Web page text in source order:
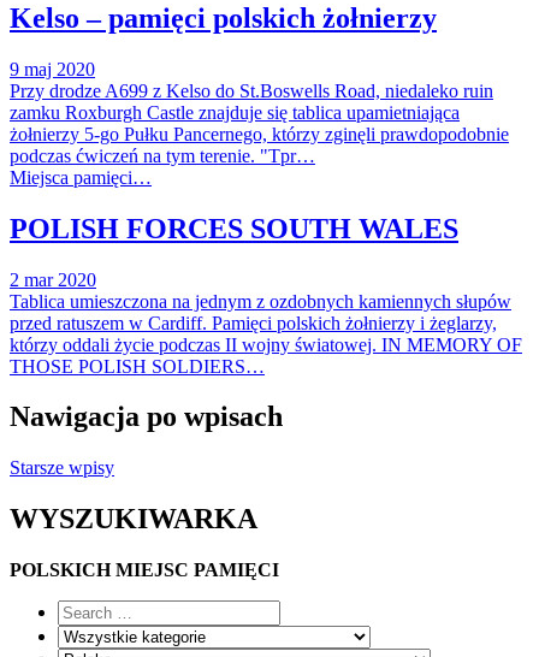
Kelso – pamięci polskich żołnierzy
9 maj 2020
Przy drodze A699 z Kelso do St.Boswells Road, niedaleko ruin
zamku Roxburgh Castle znajduje się tablica upamietniająca
żołnierzy 5-go Pułku Pancernego, którzy zginęli prawdopodobnie
podczas ćwiczeń na tym terenie. "Tpr…
Miejsca pamięci…
POLISH FORCES SOUTH WALES
2 mar 2020
Tablica umieszczona na jednym z ozdobnych kamiennych słupów
przed ratuszem w Cardiff. Pamięci polskich żołnierzy i żeglarzy,
którzy oddali życie podczas II wojny światowej. IN MEMORY OF
THOSE POLISH SOLDIERS…
Nawigacja po wpisach
Starsze wpisy
WYSZUKIWARKA
POLSKICH MIEJSC PAMIĘCI